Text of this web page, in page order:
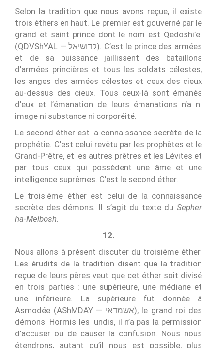
Selon la tradition que nous avons reçue, il existe
trois éthers en haut. Le premier est gouverné par le
grand et saint prince dont le nom est Qedoshi’el
(QDVShYAL — קדושיאל). C’est le prince des armées
et de sa puissance jaillissent des bataillons
d’armées princières et tous les soldats célestes,
les anges des armées célestes et ceux des cieux
au-dessus des cieux. Tous ceux-là sont émanés
d’eux et l’émanation de leurs émanations n’a ni
image ni substance ni corporéité.
Le second éther est la connaissance secrète de la
prophétie. C’est celui revêtu par les prophètes et le
Grand-Prêtre, et les autres prêtres et les Lévites et
par tous ceux qui possèdent une âme et une
intelligence suprêmes. C’est le second éther.
Le troisième éther est celui de la connaissance
secrète des démons. Il s’agit du texte du Sepher
ha-Melbosh
12.
Nous allons à présent discuter du troisième éther.
Les érudits de la tradition disent que la tradition
reçue de leurs pères veut que cet éther soit divisé
en trois parties : une supérieure, une médiane et
une inférieure. La supérieure fut donnée à
Asmodée (AShMDAY — אשמדאי), le grand roi des
démons. Hormis les lundis, il n’a pas la permission
d’accuser ou de causer la confusion. Nous nous
étendrons, autant qu’il nous est possible, plus